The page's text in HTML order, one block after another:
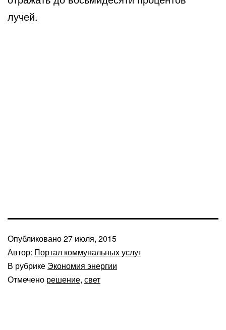
лучей.
Опубликовано27 июля, 2015
Автор: Портал коммунальных услуг
В рубрике Экономия энергии
Отмечено решение, свет